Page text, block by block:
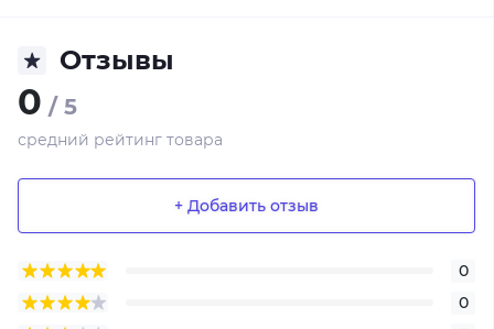
Отзывы
0 / 5
средний рейтинг товара
+ Добавить отзыв
0
0